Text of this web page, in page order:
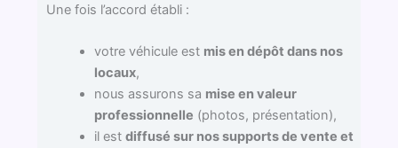
Une fois l’accord établi :
votre véhicule est mis en dépôt dans nos
locaux,
nous assurons sa mise en valeur
professionnelle (photos, présentation),
il est diffusé sur nos supports de vente et